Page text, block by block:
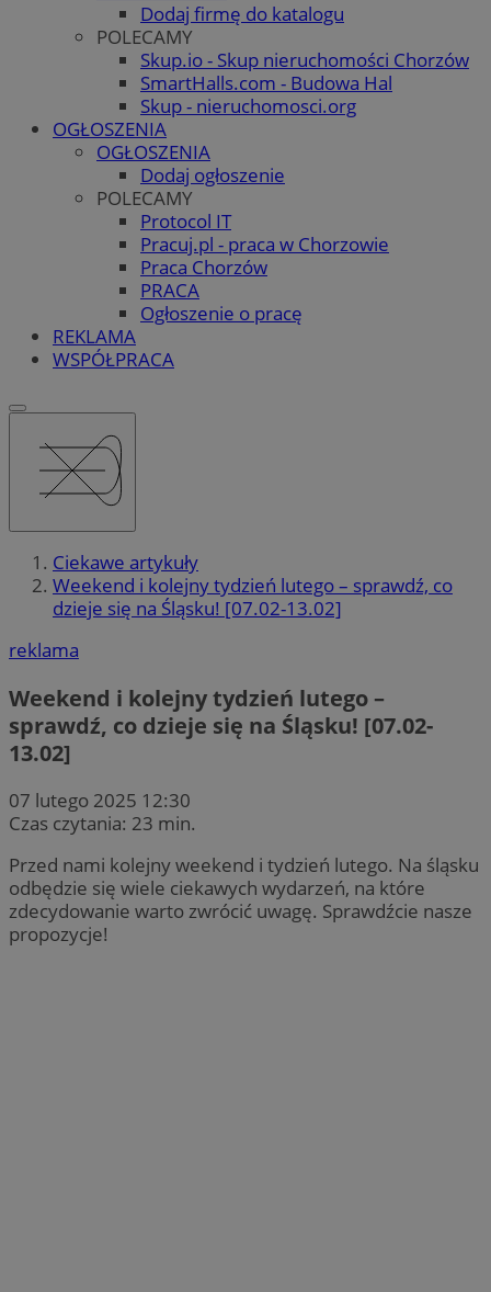
Dodaj firmę do katalogu
POLECAMY
Skup.io - Skup nieruchomości Chorzów
SmartHalls.com - Budowa Hal
Skup - nieruchomosci.org
OGŁOSZENIA
OGŁOSZENIA
Dodaj ogłoszenie
POLECAMY
Protocol IT
Pracuj.pl - praca w Chorzowie
Praca Chorzów
PRACA
Ogłoszenie o pracę
REKLAMA
WSPÓŁPRACA
Ciekawe artykuły
Weekend i kolejny tydzień lutego – sprawdź, co
dzieje się na Śląsku! [07.02-13.02]
reklama
Weekend i kolejny tydzień lutego –
sprawdź, co dzieje się na Śląsku! [07.02-
13.02]
07 lutego 2025 12:30
Czas czytania: 23 min.
Przed nami kolejny weekend i tydzień lutego. Na śląsku
odbędzie się wiele ciekawych wydarzeń, na które
zdecydowanie warto zwrócić uwagę. Sprawdźcie nasze
propozycje!